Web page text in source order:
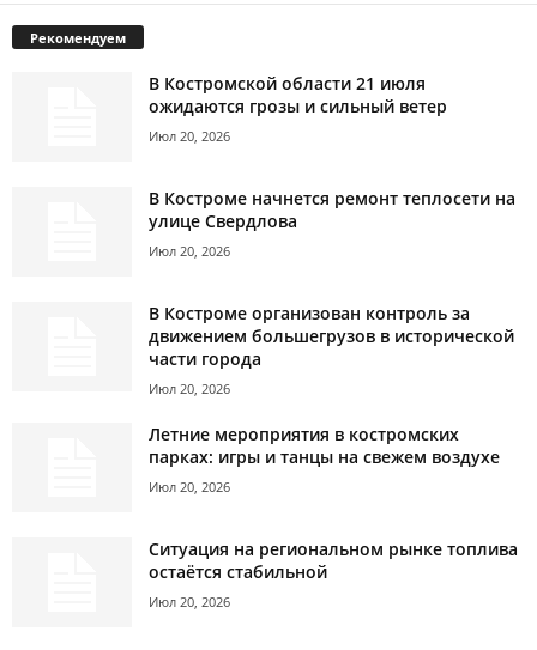
Рекомендуем
В Костромской области 21 июля
ожидаются грозы и сильный ветер
Июл 20, 2026
В Костроме начнется ремонт теплосети на
улице Свердлова
Июл 20, 2026
В Костроме организован контроль за
движением большегрузов в исторической
части города
Июл 20, 2026
Летние мероприятия в костромских
парках: игры и танцы на свежем воздухе
Июл 20, 2026
Ситуация на региональном рынке топлива
остаётся стабильной
Июл 20, 2026